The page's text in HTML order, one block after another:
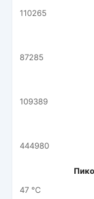
110265
87285
109389
444980
47 °C